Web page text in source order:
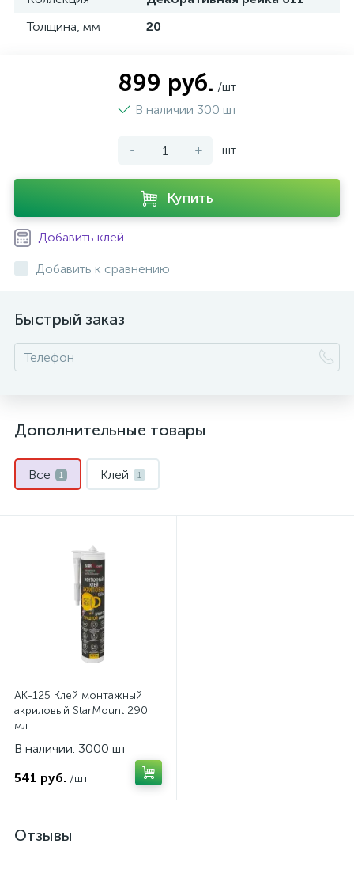
Толщина, мм
20
899 руб. /шт
В наличии 300 шт
- + шт
Купить
Добавить клей
Добавить к сравнению
Быстрый заказ
Дополнительные товары
Все 1 Клей 1
AK-125 Клей монтажный
акриловый StarMount 290
мл
В наличии: 3000 шт
541 руб. /шт
Отзывы